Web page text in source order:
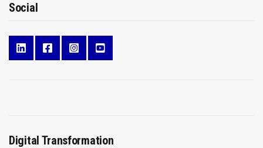
Social
Digital Transformation